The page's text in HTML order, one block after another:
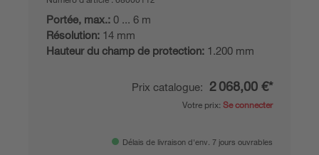
Portée, max.: 0 ... 6 m
Résolution: 14 mm
Hauteur du champ de protection: 1.200 mm
Prix catalogue: 2 068,00 €*
Votre prix: Se connecter
Délais de livraison d'env. 7 jours ouvrables